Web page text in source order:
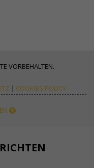
VORBEHALTEN.
| COOKIES POLICY